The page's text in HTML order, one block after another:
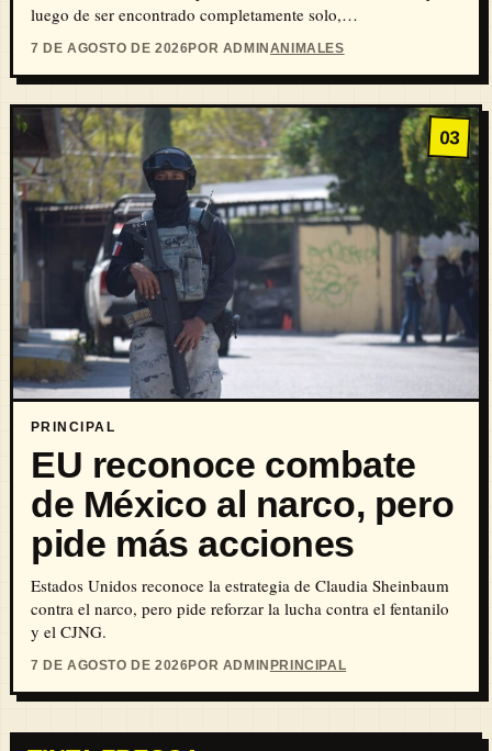
luego de ser encontrado completamente solo,…
7 DE AGOSTO DE 2026POR ADMINANIMALES
03
PRINCIPAL
EU reconoce combate
de México al narco, pero
pide más acciones
Estados Unidos reconoce la estrategia de Claudia Sheinbaum
contra el narco, pero pide reforzar la lucha contra el fentanilo
y el CJNG.
7 DE AGOSTO DE 2026POR ADMINPRINCIPAL